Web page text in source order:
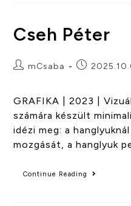
Cseh Péter
mCsaba
GRAFIKA | 2023 |
számára készült
idézi meg: a
mozgását, a hanglyuk
Continue Reading